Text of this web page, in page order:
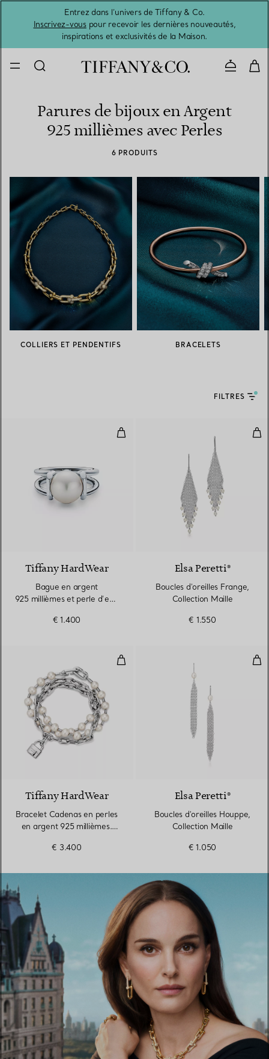
Entrez dans l’univers de Tiffany & Co.
Inscrivez-vouspour recevoir les dernières nouveautés,
inspirations et exclusivités de la Maison.
Parures de bijoux en Argent
925 millièmes avec Perles
6 PRODUITS
COLLIERS ET PENDENTIFS BRACELETS
FILTRES
Bague en argent 925 millièmes
Tiffany HardWear
Bague en argent
925 millièmes et perle d’eau
925 millièmes
€ 1.400
Elsa Peretti®
Boucles d'oreilles Frange,
Collection Maille
€ 1.550
Bracelet Cadenas en perles en
Tiffany HardWear
Bracelet Cadenas en perles
en argent 925 millièmes.
€ 3.400
Elsa Peretti®
Boucles d'oreilles Houppe,
Collection Maille
€ 1.050